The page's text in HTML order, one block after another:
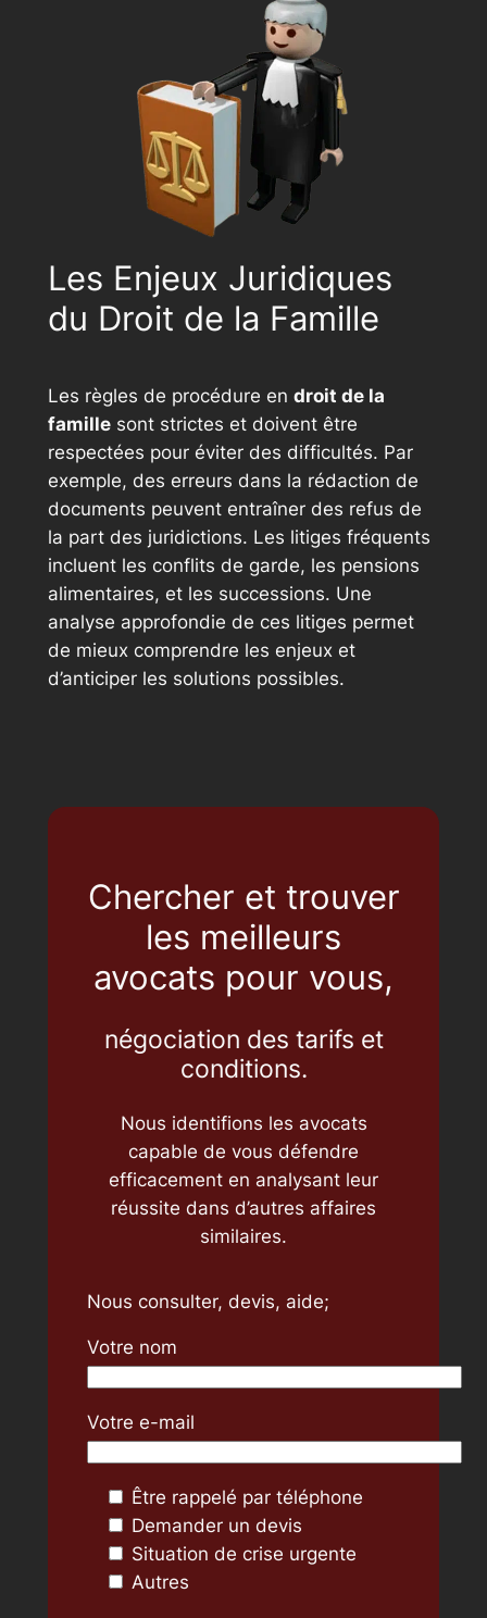
Les Enjeux Juridiques
du Droit de la Famille
Les règles de procédure en droit de la
famillesont strictes et doivent être
respectées pour éviter des difficultés. Par
exemple, des erreurs dans la rédaction de
documents peuvent entraîner des refus de
la part des juridictions. Les litiges fréquents
incluent les conflits de garde, les pensions
alimentaires, et les successions. Une
analyse approfondie de ces litiges permet
de mieux comprendre les enjeux et
d’anticiper les solutions possibles.
Chercher et trouver
les meilleurs
avocats pour vous,
négociation des tarifs et
conditions.
Nous identifions les avocats
capable de vous défendre
efficacement en analysant leur
réussite dans d’autres affaires
similaires.
Nous consulter, devis, aide;
Votre nom
Votre e-mail
Être rappelé par téléphone
Demander un devis
Situation de crise urgente
Autres